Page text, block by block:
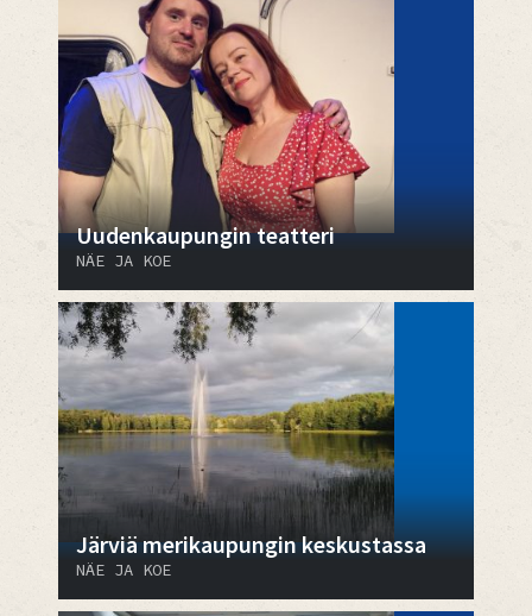
Uudenkaupungin teatteri
NÄE JA KOE
Järviä merikaupungin keskustassa
NÄE JA KOE